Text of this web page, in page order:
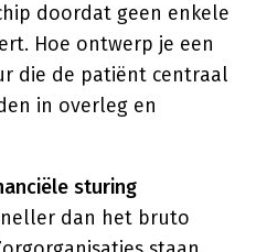
doordat geen enkele
Hoe ontwerp je een
die de patiënt centraal
in overleg en
sturing
dan het bruto